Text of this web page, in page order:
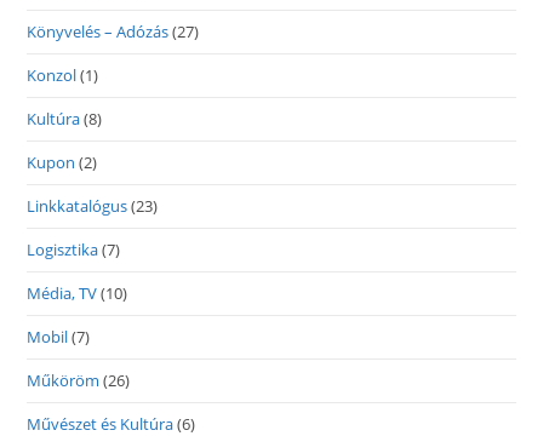
Könyvelés – Adózás(27)
Konzol(1)
Kultúra(8)
Kupon (2)
Linkkatalógus(23)
Logisztika(7)
Média, TV(10)
Mobil(7)
Műköröm (26)
Művészet és Kultúra(6)